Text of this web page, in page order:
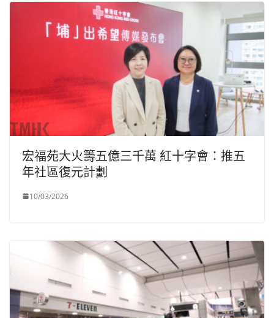
宏福苑大火籌五億三千萬 紅十字會：推五
年社區復元計劃
10/03/2026